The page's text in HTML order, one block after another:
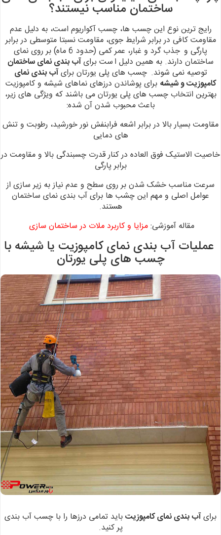
ساختمان مناسب نیستند؟
رایج ترین نوع این چسب ها، چسب آکواریوم است،به دلیل عدم
مقاومت کافی در برابر شرایط جوی، مقاومت نسبتا متوسطی در برابر
پارگی و
جذب گرد و غبار، عمر کمی (حدود 6 ماه) بر روی نمای
ساختمان دارند. به همین دلیل است برایآب بندی نمای ساختمان
توصیه نمی شوند. چسب های پلی یورتان برایآب بندینمای
کامپوزیت و شیشه برای پوشاندن درزهای نماهای شیشه و کامپوزیت
بهترین انتخابچسب های پلی یورتان می باشند که ویژگی های زیر،
باعث محبوب شدن آن شده:
مقاومتبسیار بالا در برابر اشعه فرابنفش نور خورشید، رطوبت و تنش
های دمایی
خاصیت الاستیک فوق العاده در کنار قدرت چسبندگی بالا و مقاومت در
برابر پارگی
سرعت مناسب خشک شدن بر روی سطح و عدم نیاز به زیر سازی از
عوامل اصلی و مهم این چشب ها برای آب بندی نمای ساختمان
هستند.
مقاله آموزشی:مزایا و کاربرد ملات در ساختمان سازی
عملیات آب بندی نمای کامپوزیت یا شیشه با
چسب های پلی یورتان
برایآب بندی نمای کامپوزیتباید تمامی درزها را با چسب آب بندی
پر کنید.